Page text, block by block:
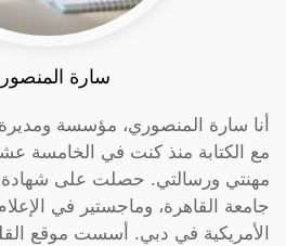
سارة
أنا سارة المنصوري، مؤسسة
مع الكتابة منذ كنت في الخامسة
مهنتي ورسالتي. حصلت على شهادة
جامعة القاهرة، وماجستير في
الأمريكية في دبي. أسست موقع